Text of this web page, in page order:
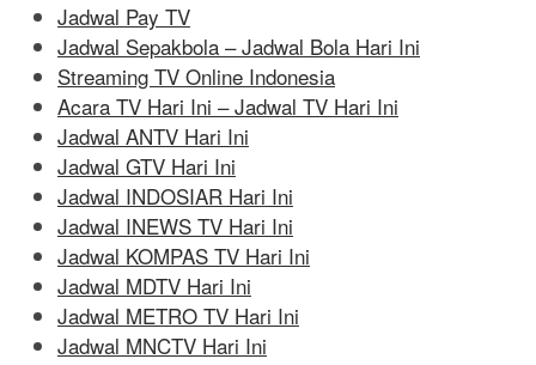
Jadwal Pay TV
Jadwal Sepakbola – Jadwal Bola Hari Ini
Streaming TV Online Indonesia
Acara TV Hari Ini – Jadwal TV Hari Ini
Jadwal ANTV Hari Ini
Jadwal GTV Hari Ini
Jadwal INDOSIAR Hari Ini
Jadwal INEWS TV Hari Ini
Jadwal KOMPAS TV Hari Ini
Jadwal MDTV Hari Ini
Jadwal METRO TV Hari Ini
Jadwal MNCTV Hari Ini